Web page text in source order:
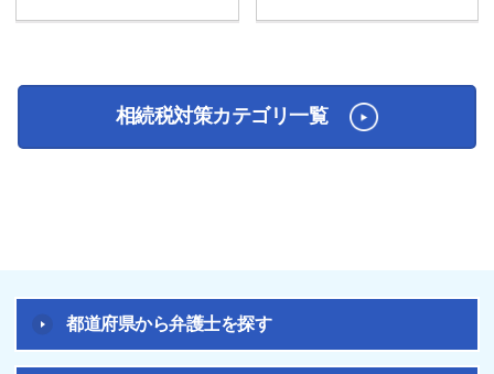
相続税対策カテゴリ一覧
都道府県から弁護士を探す